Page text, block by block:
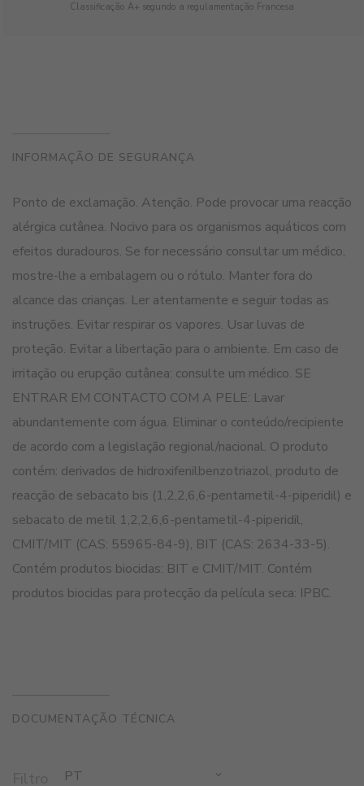
Classificação A+ segundo a regulamentação Francesa
INFORMAÇÃO DE SEGURANÇA
Ponto de exclamação. Atenção. Pode provocar uma reacção
alérgica cutânea. Nocivo para os organismos aquáticos com
efeitos duradouros. Se for necessário consultar um médico,
mostre-lhe a embalagem ou o rótulo. Manter fora do
alcance das crianças. Ler atentamente e seguir todas as
instruções. Evitar respirar os vapores. Usar luvas de
proteção. Evitar a libertação para o ambiente. Em caso de
irritação ou erupção cutânea: consulte um médico. SE
ENTRAR EM CONTACTO COM A PELE: Lavar
abundantemente com água. Eliminar o conteúdo/recipiente
de acordo com a legislação regional/nacional. O produto
contém: derivados de hidroxifenilbenzotriazol, produto de
reacção de sebacato bis (1,2,2,6,6-pentametil-4-piperidil) e
sebacato de metil 1,2,2,6,6-pentametil-4-piperidil,
CMIT/MIT (CAS: 55965-84-9), BIT (CAS: 2634-33-5).
Contém produtos biocidas: BIT e CMIT/MIT. Contém
produtos biocidas para protecção da película seca: IPBC.
DOCUMENTAÇÃO TÉCNICA
PT